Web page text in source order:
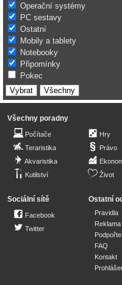
Operační systémy
PC sestavy
Ostatní
Mobily a tablety
Notebooky
Připomínky
Pokec
Všechny poradny
Počítače
Teraristika
Akvaristika
Kutilství
Hry
Právo
Život
Sociální sítě
Facebook
Twitter
Ostatní
Pravidla
Reklama
FAQ
Kontakt